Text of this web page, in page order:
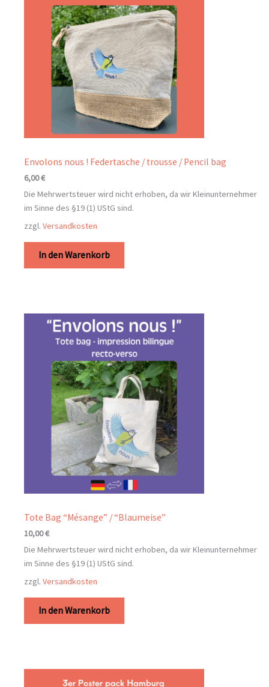
Envolons nous ! Federtasche / trousse / Pencil bag
6,00€
Die Mehrwertsteuer wird nicht erhoben, da wir Kleinunternehmer
im Sinne des §19 (1) UStG sind.
zzgl. Versandkosten
In den Warenkorb
Tote Bag “Mésange” / “Blaumeise”
10,00€
Die Mehrwertsteuer wird nicht erhoben, da wir Kleinunternehmer
im Sinne des §19 (1) UStG sind.
zzgl. Versandkosten
In den Warenkorb